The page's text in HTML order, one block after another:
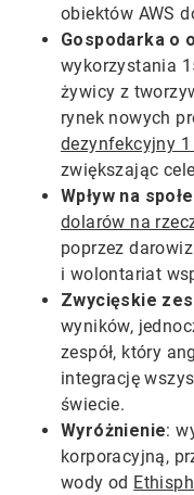
obiektów AWS
Gospodarka o
wykorzystania
żywicy z
rynek nowych
dezynfekcyjny 1
zwiększając
Wpływ na
dolarów na
poprzez
i wolontariat
Zwycięskie
wyników,
zespół, który
integrację
świecie.
Wyróżnienie:
korporacyjną,
wody od